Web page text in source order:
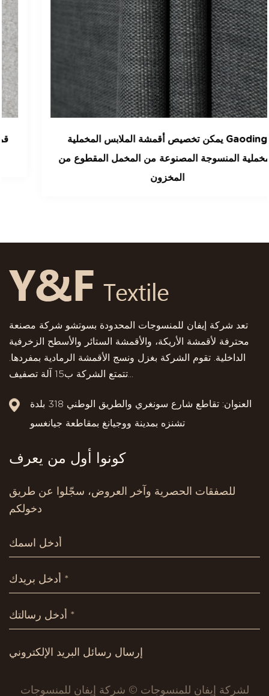
يمكن تخصيص أقمشة الملابس المخملية Gaoding
المخملية المنسوجة المصنوعة من المخمل المقطوع من
المخزون
تعد شركة إيفان للمنسوجات المحدودة بسوتشو شركة مصنعة
محترفة لأقمشة الأريكة، والأقمشة الستائر والأسطح الزخرفية
الداخلية. تقوم الشركة بغزل ونسج الأقمشة الرمادية بمفردها.
تتمتع الشركة ب15 آلة تصفيف...
العنوان: تقاطع شارع سونغري والطريق الوطني 318 بلدة
تشنزه بمدينة ووجيانغ بمقاطعة جيانغسو
كونوا أول من يعرف
للصفقات الحصرية وآخر العروض، سجّلوا عن طريق
دخولكم
لشركة إيفان للمنسوجات © شركة إيفان للمنسوجات